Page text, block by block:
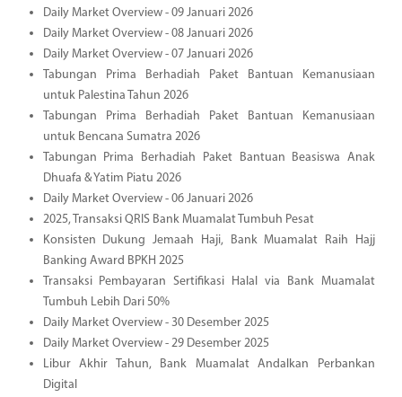
Daily Market Overview - 09 Januari 2026
Daily Market Overview - 08 Januari 2026
Daily Market Overview - 07 Januari 2026
Tabungan Prima Berhadiah Paket Bantuan Kemanusiaan
untuk Palestina Tahun 2026
Tabungan Prima Berhadiah Paket Bantuan Kemanusiaan
untuk Bencana Sumatra 2026
Tabungan Prima Berhadiah Paket Bantuan Beasiswa Anak
Dhuafa & Yatim Piatu 2026
Daily Market Overview - 06 Januari 2026
2025, Transaksi QRIS Bank Muamalat Tumbuh Pesat
Konsisten Dukung Jemaah Haji, Bank Muamalat Raih Hajj
Banking Award BPKH 2025
Transaksi Pembayaran Sertifikasi Halal via Bank Muamalat
Tumbuh Lebih Dari 50%
Daily Market Overview - 30 Desember 2025
Daily Market Overview - 29 Desember 2025
Libur Akhir Tahun, Bank Muamalat Andalkan Perbankan
Digital